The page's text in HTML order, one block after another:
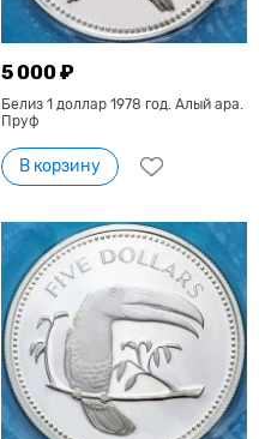
5 000 ₽
Белиз 1 доллар 1978 год. Алый ара.
Пруф
В корзину